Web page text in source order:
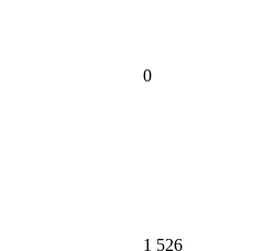
0
1 526